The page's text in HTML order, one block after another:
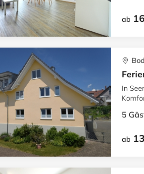
ab
In
5
ab